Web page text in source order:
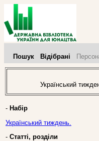
Пошук Відібрані
Український
- Набір
Український тиждень.
- Статті, розділи